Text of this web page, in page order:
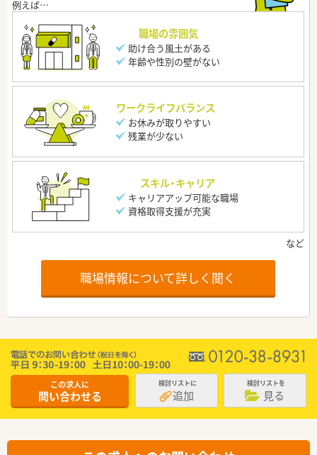
職場の雰囲気
助け合う風土がある
年齢や性別の壁がない
ワークライフバランス
お休みが取りやすい
残業が少ない
スキル・キャリア
キャリアアップ可能な職場
資格取得支援が充実
職場情報について詳しく聞く
この求人に
問い合わせる
検討リストに
追加
検討リストを
見る